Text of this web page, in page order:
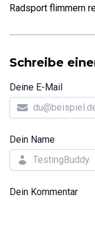
Radsport flimmern
Schreibe
Deine E-Mail
Dein Name
Dein Kommentar